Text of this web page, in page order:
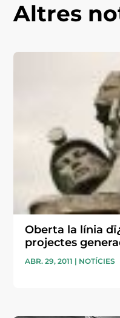
Altres
Oberta la línia
projectes
ABR. 29, 2011 | NOTÍCIES